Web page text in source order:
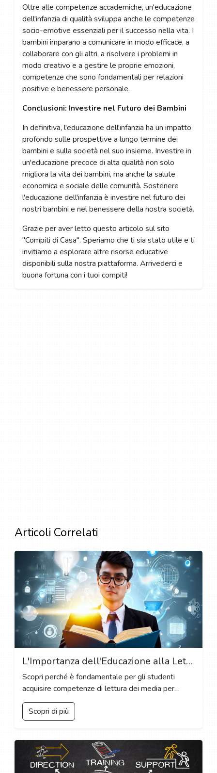
Oltre alle competenze accademiche, un'educazione
dell'infanzia di qualità sviluppa anche le competenze
socio-emotive essenziali per il successo nella vita. I
bambini imparano a comunicare in modo efficace, a
collaborare con gli altri, a risolvere i problemi in
modo creativo e a gestire le proprie emozioni,
competenze che sono fondamentali per relazioni
positive e benessere personale.
Conclusioni: Investire nel Futuro dei Bambini
In definitiva, l'educazione dell'infanzia ha un impatto
profondo sulle prospettive a lungo termine dei
bambini e sulla società nel suo insieme. Investire in
un'educazione precoce di alta qualità non solo
migliora la vita dei bambini, ma anche la salute
economica e sociale delle comunità. Sostenere
l'educazione dell'infanzia è investire nel futuro dei
nostri bambini e nel benessere della nostra società.
Grazie per aver letto questo articolo sul sito
"Compiti di Casa". Speriamo che ti sia stato utile e ti
invitiamo a esplorare altre risorse educative
disponibili sulla nostra piattaforma. Arrivederci e
buona fortuna con i tuoi compiti!
Articoli Correlati
L'Importanza dell'Educazione alla Lettura dei Media nell'Era Digitale: Come Sviluppare Competenze Critiche per Navigare nel Mondo dell'Informazione Online
Scopri perché è fondamentale per gli studenti
acquisire competenze di lettura dei media per
discernere tra informazioni affidabili e false nel
panorama digitale in continua evoluzione.
Scopri di più